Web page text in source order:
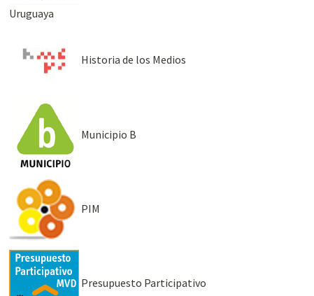
Uruguaya
Historia de los Medios
Municipio B
PIM
Presupuesto Participativo